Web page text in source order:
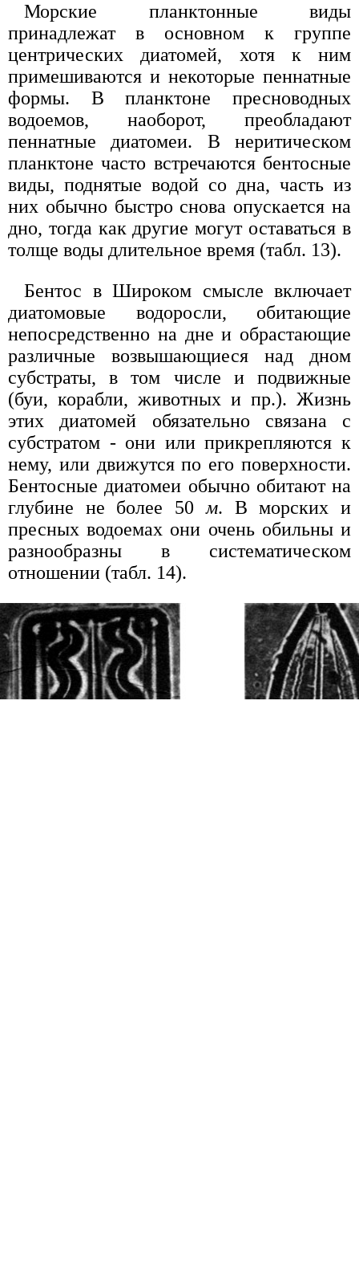
Морские планктонные виды
принадлежат в основном к группе
центрических диатомей, хотя к ним
примешиваются и некоторые пеннатные
формы. В планктоне пресноводных
водоемов, наоборот, преобладают
пеннатные диатомеи. В неритическом
планктоне часто встречаются бентосные
виды, поднятые водой со дна, часть из
них обычно быстро снова опускается на
дно, тогда как другие могут оставаться в
толще воды длительное время (табл. 13).
Бентос в Широком смысле включает
диатомовые водоросли, обитающие
непосредственно на дне и обрастающие
различные возвышающиеся над дном
субстраты, в том числе и подвижные
(буи, корабли, животных и пр.). Жизнь
этих диатомей обязательно связана с
субстратом - они или прикрепляются к
нему, или движутся по его поверхности.
Бентосные диатомеи обычно обитают на
глубине не более 50м. В морских и
пресных водоемах они очень обильны и
разнообразны в систематическом
отношении (табл. 14).